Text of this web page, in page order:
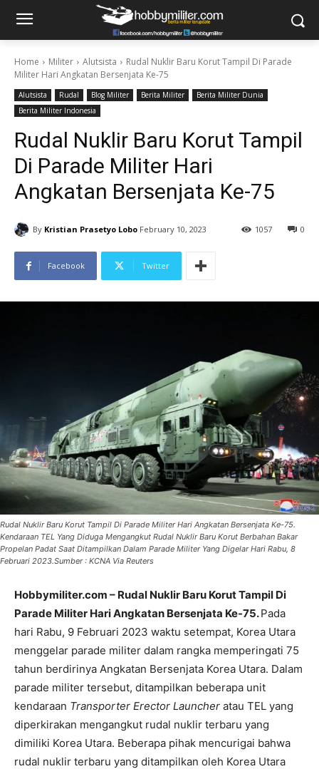
Home Militer Alutsista
Rudal Nuklir Baru Korut Tampil Di Parade
Militer Hari Angkatan Bersenjata Ke-75
Alutsista Rudal Blog Militer Berita Militer
Berita Militer Dunia
Berita Militer Indonesia
Rudal Nuklir Baru Korut Tampil
Di Parade Militer Hari
Angkatan Bersenjata Ke-75
By Kristian Prasetyo Lobo February 10, 2023 0
1057
Facebook Twitter
Rudal Nuklir Baru Korut Tampil Di Parade Militer Hari Angkatan Bersenjata Ke-75.
Kendaraan TEL Yang Diduga Mengangkut Rudal Nuklir Baru Korut Berbahan Bakar
Propelan Padat Saat Ditampilkan Dalam Parade Militer Yang Digelar Hari Rabu, 8
Februari 2023.Sumber : KCNA Via Reuters
Hobbymiliter.com – Rudal Nuklir Baru Korut Tampil Di
Parade Militer Hari Angkatan Bersenjata Ke-75.Pada
hari Rabu, 9 Februari 2023 waktu setempat, Korea Utara
menggelar parade militer dalam rangka memperingati 75
tahun berdirinya Angkatan Bersenjata Korea Utara. Dalam
parade militer tersebut, ditampilkan beberapa unit
kendaraan Transporter Erector Launcher atau TEL yang
diperkirakan mengangkut rudal nuklir terbaru yang
dimiliki Korea Utara. Beberapa pihak mencurigai bahwa
rudal nuklir terbaru yang ditampilkan oleh Korea Utara